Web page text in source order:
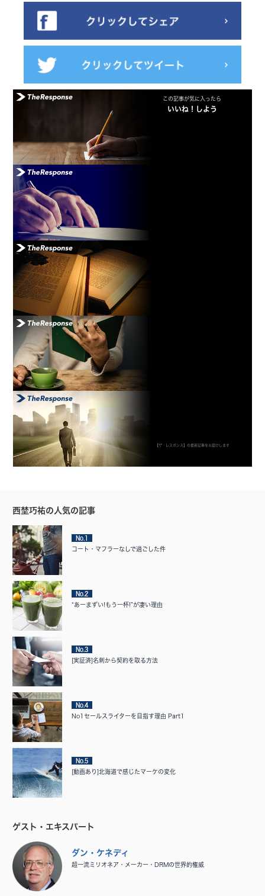
この記事が気に入ったら
いいね！しよう
【ザ・レスポンス】の最新記事をお届けします
西埜巧祐の人気の記事
No.1
コート・マフラーなしで過ごした件
No.2
“あーまずい!もう一杯!”が凄い理由
No.3
[実証済]名刺から契約を取る方法
No.4
No1セールスライターを目指す理由 Part1
No.5
[動画あり]北海道で感じたマーケの変化
ゲスト・エキスパート
ダン・ケネディ
超一流ミリオネア・メーカー・DRMの世界的権威